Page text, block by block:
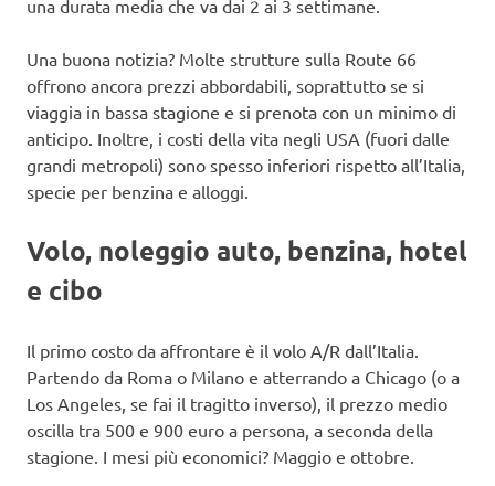
una durata media che va dai 2 ai 3 settimane.
Una buona notizia? Molte strutture sulla Route 66
offrono ancora prezzi abbordabili, soprattutto se si
viaggia in bassa stagione e si prenota con un minimo di
anticipo. Inoltre, i costi della vita negli USA (fuori dalle
grandi metropoli) sono spesso inferiori rispetto all’Italia,
specie per benzina e alloggi.
Volo, noleggio auto, benzina, hotel
e cibo
Il primo costo da affrontare è il volo A/R dall’Italia.
Partendo da Roma o Milano e atterrando a Chicago (o a
Los Angeles, se fai il tragitto inverso), il prezzo medio
oscilla tra 500 e 900 euro a persona, a seconda della
stagione. I mesi più economici? Maggio e ottobre.